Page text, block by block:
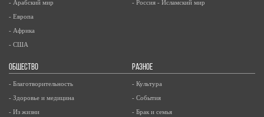
- Арабский мир
- Европа
- Африка
- США
- Россия - Исламский мир
ОБЩЕСТВО
- Благотворительность
- Здоровье и медицина
- Из жизни
РАЗНОЕ
- Культура
- События
- Брак и семья